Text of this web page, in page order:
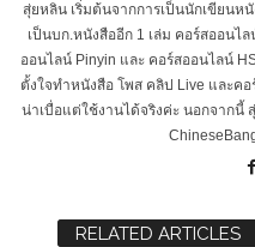
สุ่ยหลิน เริ่มต้นจากการเป็นนักเขียนห
เป็นบก.หนังสืออีก 1 เล่ม คอร์สออนไ
ออนไลน์ Pinyin และ คอร์สออนไลน์
ตั้งใจทำหนังสือ โพส คลิป Live และค
น่าเบื่อแต่ใช้งานได้จริงค่ะ นอกจากนี้
RELATED ARTICLES